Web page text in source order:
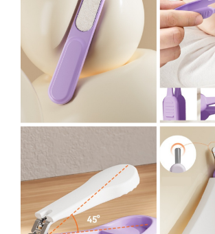
Pirostrii si accesorii pentru gatit
Plite & aragaze
Iluminat & electrice
Prelungitoare & cabluri electrice
Corpuri de iluminat
Lampi solare
Lanterne
Lumina de crestere pentru plante
Proiectoare & lampi de lucru